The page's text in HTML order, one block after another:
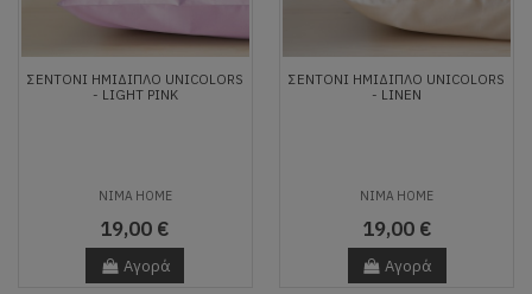
ΣΕΝΤΌΝΙ ΗΜΊΔΙΠΛΟ UNICOLORS
- LIGHT PINK
NIMA HOME
19,00 €
Αγορά
ΣΕΝΤΌΝΙ ΗΜΊΔΙΠΛΟ UNICOLORS
- LINEN
NIMA HOME
19,00 €
Αγορά